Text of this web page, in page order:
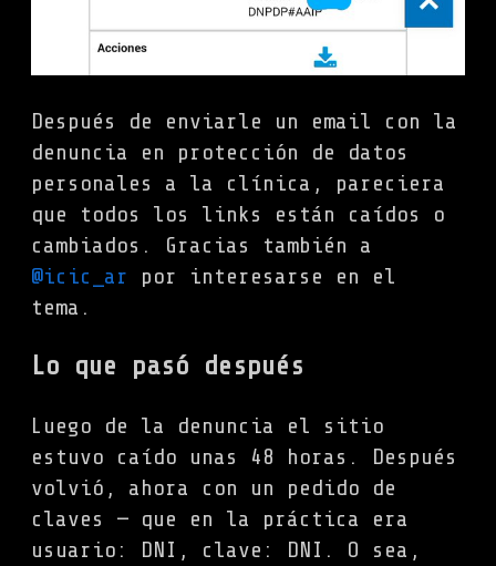
Después de enviarle un email con la
denuncia en protección de datos
personales a la clínica, pareciera
que todos los links están caídos o
cambiados. Gracias también a
@icic_ar por interesarse en el
tema.
Lo que pasó después
Luego de la denuncia el sitio
estuvo caído unas 48 horas. Después
volvió, ahora con un pedido de
claves — que en la práctica era
usuario: DNI, clave: DNI. O sea,